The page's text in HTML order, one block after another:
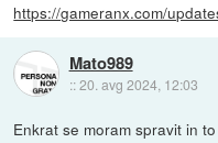
https://gameranx.com/
Mato989
::20. avg 2024, 12:03
Enkrat se moram spravit in